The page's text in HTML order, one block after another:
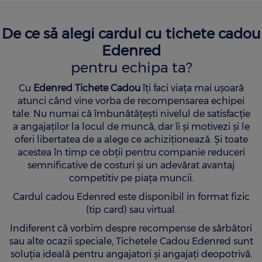
RECOMANDĂ UN COMERCIANT
De ce să alegi cardul cu tichete cadou
Edenred
pentru echipa ta?
Cu Edenred Tichete Cadouîți faci viața mai ușoară
atunci când vine vorba de recompensarea echipei
tale. Nu numai că îmbunătățești nivelul de satisfacție
a angajaților la locul de muncă, dar îi și motivezi și le
oferi libertatea de a alege ce achiziționează. Și toate
acestea în timp ce obții pentru companie reduceri
semnificative de costuri și un adevărat avantaj
competitiv pe piața muncii.
Cardul cadou Edenred este disponibil in format fizic
(tip card) sau virtual.
Indiferent că vorbim despre recompense de sărbători
sau alte ocazii speciale, Tichetele Cadou Edenred sunt
soluția ideală pentru angajatori și angajați deopotrivă.